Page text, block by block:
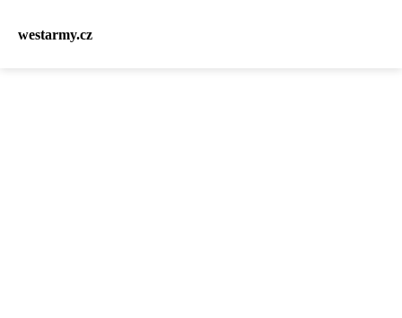
westarmy.cz